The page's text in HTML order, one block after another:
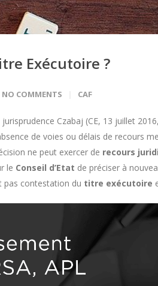
Exécutoire ?
NO COMMENTS CAF
Czabaj (CE, 13 juillet
de voies ou délais de recours
ne peut exercer de recours
le Conseil d’Etat de préciser à
pas contestation du titre exécutoire